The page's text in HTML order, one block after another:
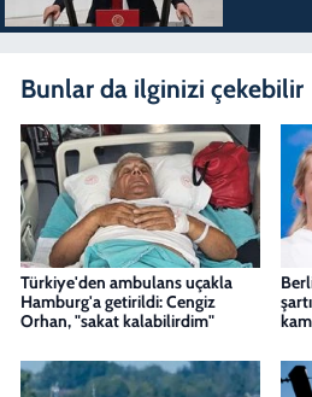
Bunlar da ilginizi çekebilir
Türkiye'den ambulans uçakla
Hamburg'a getirildi: Cengiz
Orhan, "sakat kalabilirdim"